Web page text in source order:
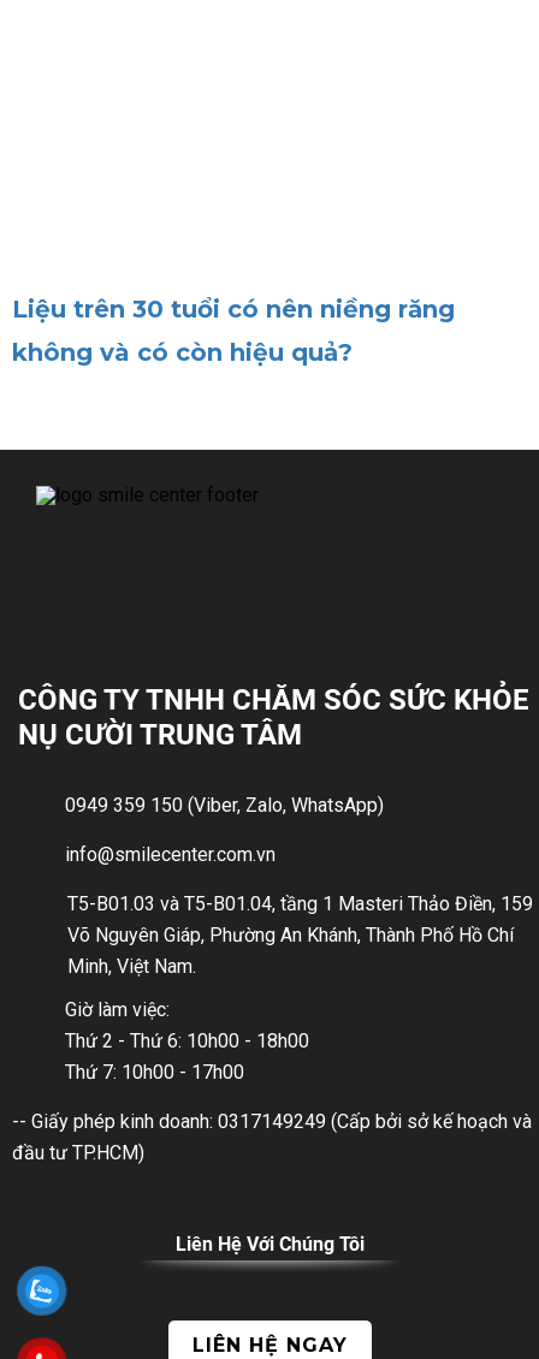
Liệu trên 30 tuổi có nên niềng răng
không và có còn hiệu quả?
CÔNG TY TNHH CHĂM SÓC SỨC KHỎE
NỤ CƯỜI TRUNG TÂM
0949 359 150 (Viber, Zalo, WhatsApp)
info@smilecenter.com.vn
T5-B01.03 và T5-B01.04, tầng 1 Masteri Thảo Điền, 159
Võ Nguyên Giáp, Phường An Khánh, Thành Phố Hồ Chí
Minh, Việt Nam.
Giờ làm việc:
Thứ 2 - Thứ 6: 10h00 - 18h00
Thứ 7: 10h00 - 17h00
-- Giấy phép kinh doanh: 0317149249 (Cấp bởi sở kế hoạch và
đầu tư TP.HCM)
Liên Hệ Với Chúng Tôi
LIÊN HỆ NGAY